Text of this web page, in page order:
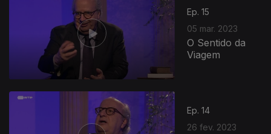
Ep. 15
05 mar. 2023
O Sentido da
Viagem
Ep. 14
26 fev. 2023